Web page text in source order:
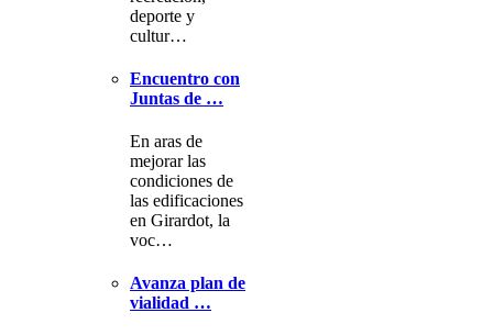
deporte y
cultur…
Encuentro con
Juntas de …
En aras de
mejorar las
condiciones de
las edificaciones
en Girardot, la
voc…
Avanza plan de
vialidad …